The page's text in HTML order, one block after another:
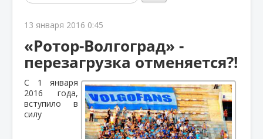
13 января 2016 0:45
«Ротор-Волгоград» -
перезагрузка отменяется?!
С 1 января
2016 года,
вступило в
силу